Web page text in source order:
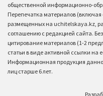
общественной информационно-
Перепечатка материалов
размещенных на uchitelskaya.kz,
соглашению с редакцией сайта.
цитирование материалов (1-2
статьи в виде активной ссылки
Информационная продукция
лиц старше 6 лет.